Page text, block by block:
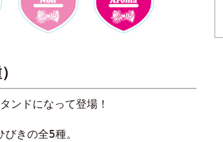
ンドになって登場！
きの全5種。